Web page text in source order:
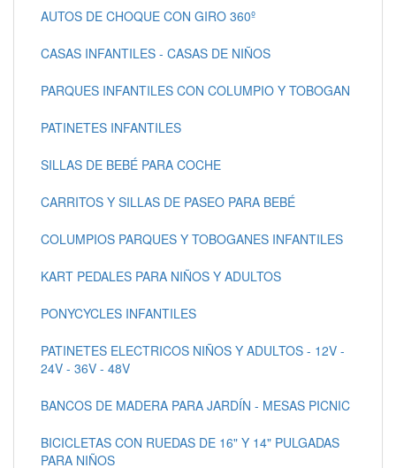
AUTOS DE CHOQUE CON GIRO 360º
CASAS INFANTILES - CASAS DE NIÑOS
PARQUES INFANTILES CON COLUMPIO Y TOBOGAN
PATINETES INFANTILES
SILLAS DE BEBÉ PARA COCHE
CARRITOS Y SILLAS DE PASEO PARA BEBÉ
COLUMPIOS PARQUES Y TOBOGANES INFANTILES
KART PEDALES PARA NIÑOS Y ADULTOS
PONYCYCLES INFANTILES
PATINETES ELECTRICOS NIÑOS Y ADULTOS - 12V -
24V - 36V - 48V
BANCOS DE MADERA PARA JARDÍN - MESAS PICNIC
BICICLETAS CON RUEDAS DE 16" Y 14" PULGADAS
PARA NIÑOS